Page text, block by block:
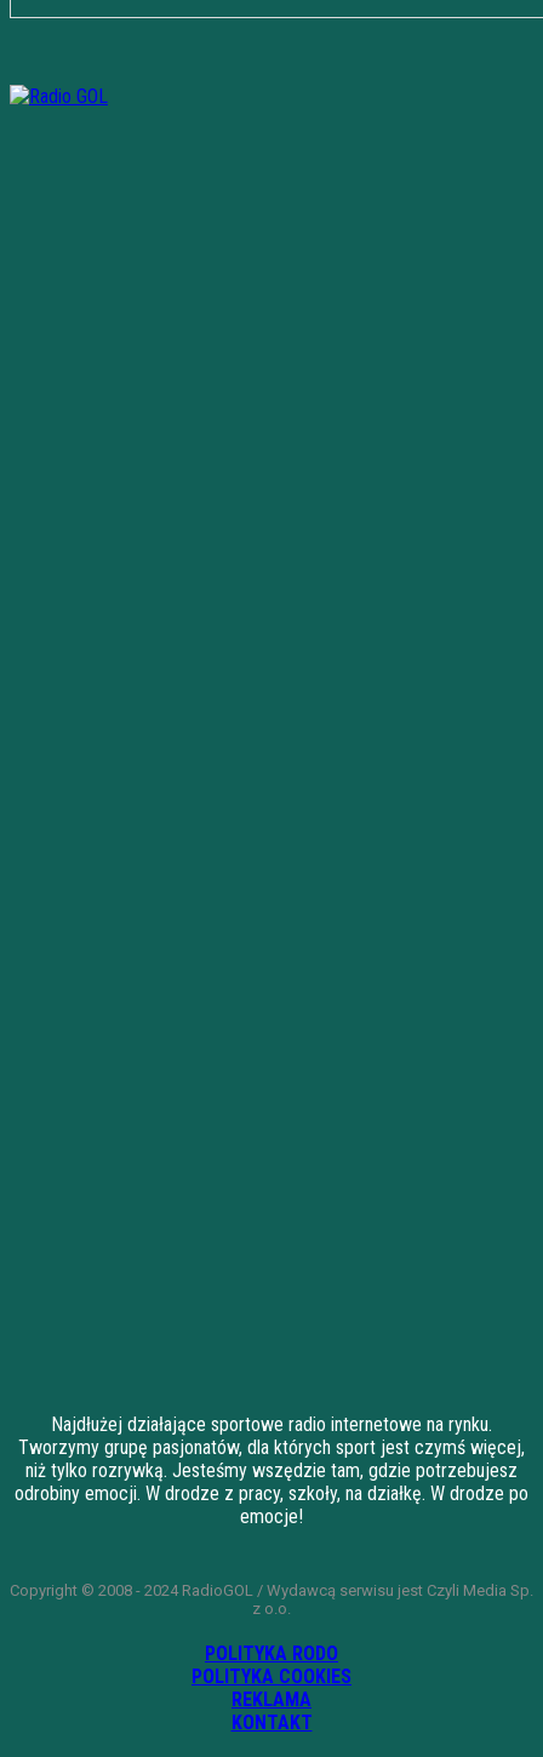
Najdłużej działające sportowe radio internetowe na rynku.
Tworzymy grupę pasjonatów, dla których sport jest czymś więcej,
niż tylko rozrywką. Jesteśmy wszędzie tam, gdzie potrzebujesz
odrobiny emocji. W drodze z pracy, szkoły, na działkę. W drodze po
emocje!
Copyright © 2008 - 2024 RadioGOL / Wydawcą serwisu jest Czyli Media Sp.
z o.o.
POLITYKA RODO
POLITYKA COOKIES
REKLAMA
KONTAKT